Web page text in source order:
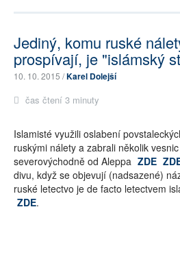
Jediný, komu ruské
prospívají, je "islámský
10. 10. 2015 /Karel Dolejší
čas čtení 3 minuty
Islamisté využili oslabení
ruskými nálety a zabrali několik vesnic
severovýchodně od Aleppa ZDE
divu, když se objevují (nadsazené)
ruské letectvo je de facto letectvem
ZDE.